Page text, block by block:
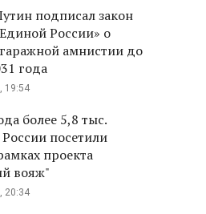
подписал закон
России» о
амнистии до
года
19:54
более 5,8 тыс.
посетили
проекта
вояж"
20:34